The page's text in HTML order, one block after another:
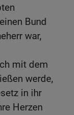
Bund
war,
mit dem
werde,
in ihr
Herzen